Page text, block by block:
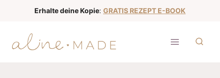
Erhalte deine Kopie: GRATIS REZEPT E-BOOK